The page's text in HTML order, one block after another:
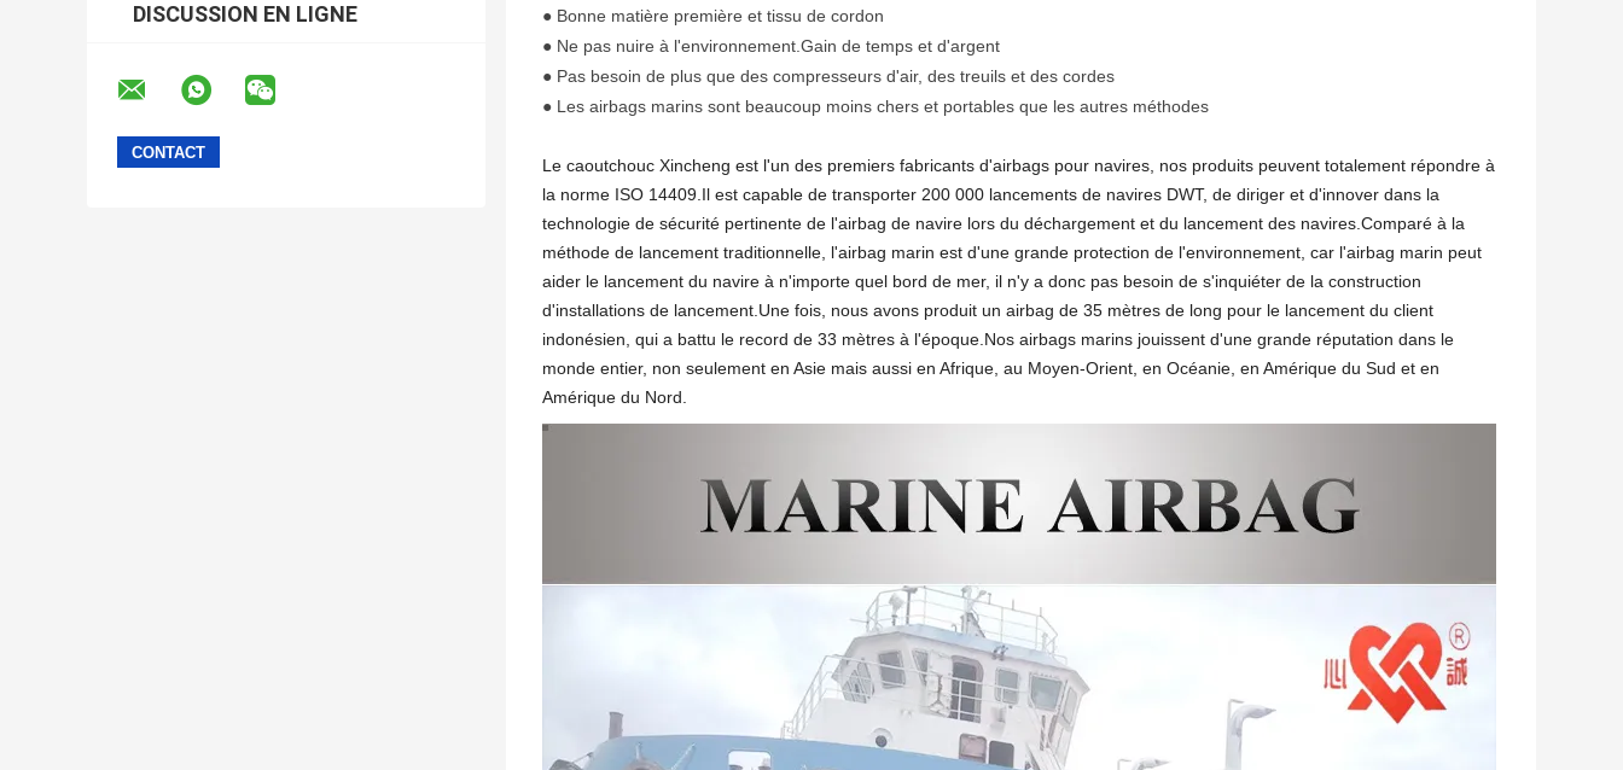
DISCUSSION EN LIGNE
● Bonne matière première et tissu de cordon
● Ne pas nuire à l'environnement.Gain de temps et d'argent
● Pas besoin de plus que des compresseurs d'air, des treuils et des cordes
● Les airbags marins sont beaucoup moins chers et portables que les autres méthodes
Le caoutchouc Xincheng est l'un des premiers fabricants d'airbags pour navires, nos produits peuvent totalement répondre à
la norme ISO 14409.Il est capable de transporter 200 000 lancements de navires DWT, de diriger et d'innover dans la
technologie de sécurité pertinente de l'airbag de navire lors du déchargement et du lancement des navires.Comparé à la
méthode de lancement traditionnelle, l'airbag marin est d'une grande protection de l'environnement, car l'airbag marin peut
aider le lancement du navire à n'importe quel bord de mer, il n'y a donc pas besoin de s'inquiéter de la construction
d'installations de lancement.Une fois, nous avons produit un airbag de 35 mètres de long pour le lancement du client
indonésien, qui a battu le record de 33 mètres à l'époque.Nos airbags marins jouissent d'une grande réputation dans le
monde entier, non seulement en Asie mais aussi en Afrique, au Moyen-Orient, en Océanie, en Amérique du Sud et en
Amérique du Nord.